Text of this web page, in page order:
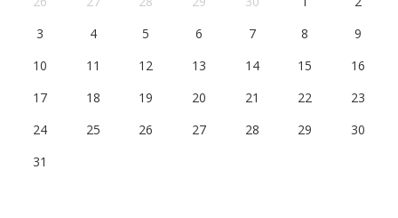
3
4 5 6 7 8
9
10
11 12 13 14 15
16
17
18 19 20 21 22
23
24
25 26 27 28 29
30
31